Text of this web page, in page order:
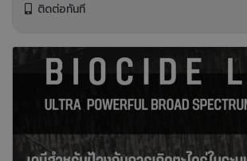
ติดต่อทันที